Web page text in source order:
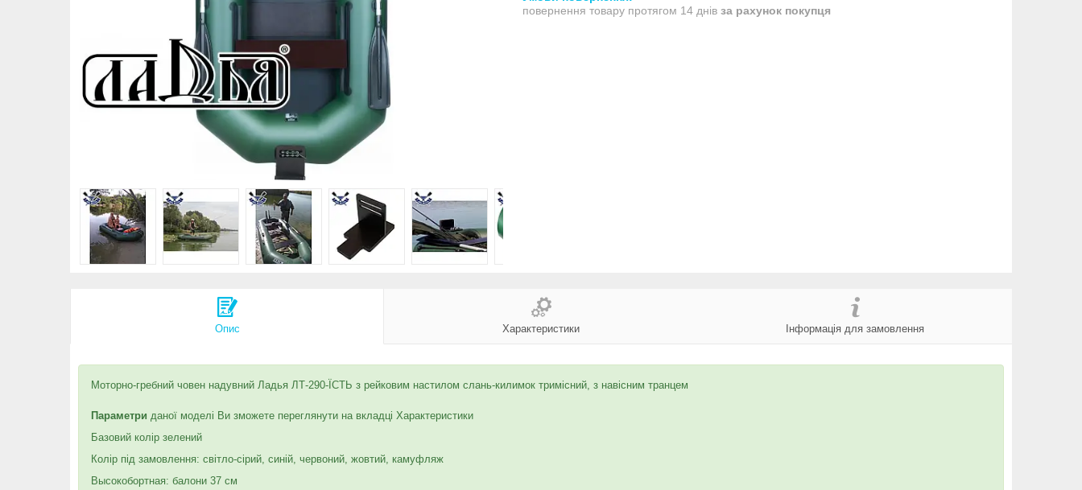
повернення товару протягом 14 днів за рахунок покупця
Опис Характеристики Інформація для замовлення
Моторно-гребний човен надувний Ладья ЛТ-290-ЇСТЬ з рейковим настилом слань-килимок тримісний, з навісним транцем
Параметри даної моделі Ви зможете переглянути на вкладці Характеристики
Базовий колір зелений
Колір під замовлення: світло-сірий, синій, червоний, жовтий, камуфляж
Высокобортная: балони 37 см